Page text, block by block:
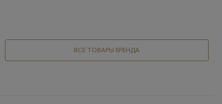
ВСЕ ТОВАРЫ БРЕНДА